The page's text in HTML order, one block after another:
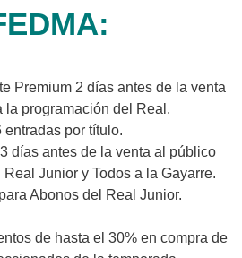
Premium 2 días antes de la venta
la programación del Real.
entradas por título.
días antes de la venta al público
Junior y Todos a la Gayarre.
Abonos del Real Junior.
de hasta el 30% en compra de